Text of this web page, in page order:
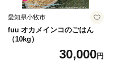
愛知県小牧市
fuu オカメインコのごはん
（10kg）
30,000円